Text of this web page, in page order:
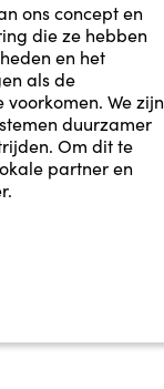
ons concept en
die ze hebben
en het
als de
We zijn
duurzamer
Om dit te
partner en